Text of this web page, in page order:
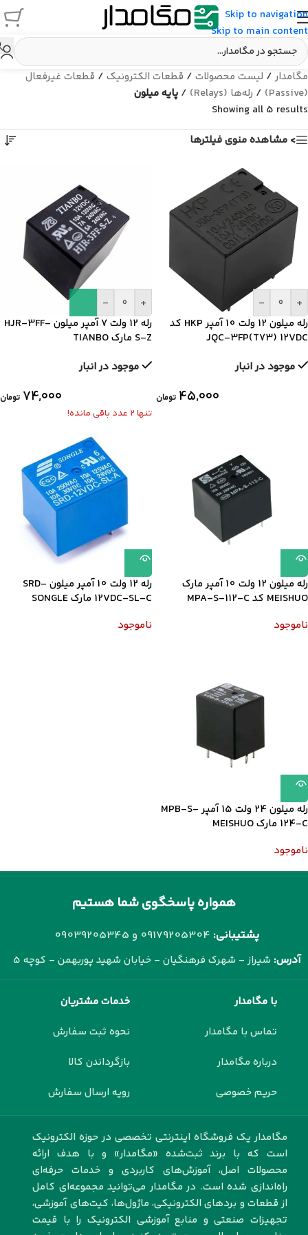
Skip to navigation
Skip to main content
مگامدار/ لیست محصولات / قطعات الکترونیک / قطعات غیرفعال
(Passive)
/ رله‌ها (Relays) / پایه میلون
Showing all 5 results
> مشاهده منوی فیلترها
-
+
رله میلون 12 ولت 10 آمپر HKP کد
JQC-3FP(T73) 12VDC
موجود در انبار
۴۵,۰۰۰ تومان
-
+
رله 12 ولت 7 آمپر میلون HJR-3FF-
S-Z مارک TIANBO
موجود در انبار
۷۴,۰۰۰ تومان
تنها 2 عدد باقی مانده!
رله میلون 12 ولت 10 آمپر مارک
MEISHUO کد MPA-S-112-C
ناموجود
رله 12 ولت 10 آمپر میلون SRD-
12VDC-SL-C مارک SONGLE
ناموجود
رله میلون 24 ولت 15 آمپر MPB-S-
124-C مارک MEISHUO
ناموجود
همواره پاسخگوی شما هستیم
پشتیبانی: 09179205304 و 09039205345
آدرس: شیراز - شهرک فرهنگیان - خیابان شهید پوربهمن - کوچه 5
با مگامدار
تماس با مگامدار
درباره مگامدار
حریم خصوصی
خدمات مشتریان
نحوه ثبت سفارش
بازگرداندن کالا
رویه ارسال سفارش
مگامدار یک فروشگاه اینترنتی تخصصی در حوزه الکترونیک
است که با برند ثبت‌شده «مگامدار» و با هدف ارائه
محصولات اصل، آموزش‌های کاربردی و خدمات حرفه‌ای
راه‌اندازی شده است. در مگامدار می‌توانید مجموعه‌ای کامل
از قطعات و بردهای الکترونیکی، ماژول‌ها، کیت‌های آموزشی،
تجهیزات صنعتی و منابع آموزشی الکترونیک را با قیمت